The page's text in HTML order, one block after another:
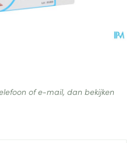
of e-mail, dan bekijken